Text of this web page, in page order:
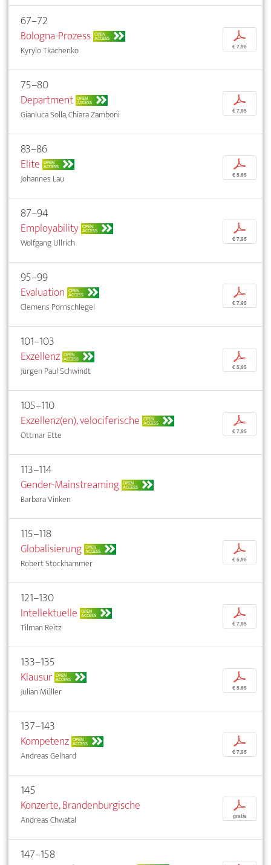
67–72
Bologna-Prozess OPEN
ACCESS
Kyrylo Tkachenko
p
€ 7,95
75–80
Department OPEN
ACCESS
Gianluca Solla, Chiara Zamboni
p
€ 7,95
83–86
Elite OPEN
ACCESS
Johannes Lau
p
€ 5,95
87–94
Employability OPEN
ACCESS
Wolfgang Ullrich
p
€ 7,95
95–99
Evaluation OPEN
ACCESS
Clemens Pornschlegel
p
€ 7,95
101–103
Exzellenz OPEN
ACCESS
Jürgen Paul Schwindt
p
€ 5,95
105–110
Exzellenz(en), velociferische OPEN
ACCESS
Ottmar Ette
p
€ 7,95
113–114
Gender-Mainstreaming OPEN
ACCESS
Barbara Vinken
115–118
Globalisierung OPEN
ACCESS
Robert Stockhammer
p
€ 5,95
121–130
Intellektuelle OPEN
ACCESS
Tilman Reitz
p
€ 7,95
133–135
Klausur OPEN
ACCESS
Julian Müller
p
€ 5,95
137–143
Kompetenz OPEN
ACCESS
Andreas Gelhard
p
€ 7,95
145
Konzerte, Brandenburgische
Andreas Chwatal
p
gratis
147–158